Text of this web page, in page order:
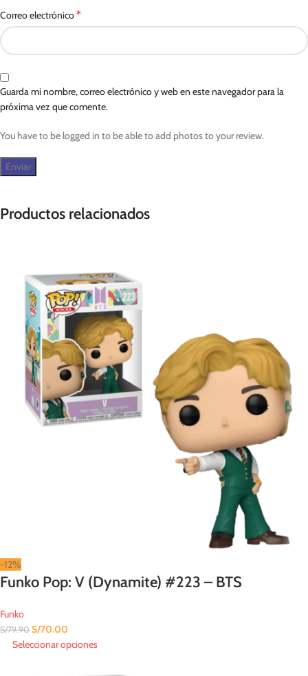
Correo electrónico*
Guarda mi nombre, correo electrónico y web en este navegador para la
próxima vez que comente.
You have to be logged in to be able to add photos to your review.
Productos relacionados
-12%
Funko Pop: V (Dynamite) #223 – BTS
Funko
S/79.90 S/70.00
Seleccionar opciones